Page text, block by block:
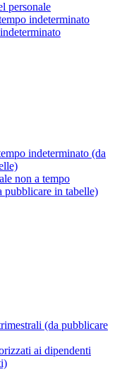
personale
indeterminato
indeterminato (da
non a tempo
pubblicare in tabelle)
(da pubblicare
ai dipendenti